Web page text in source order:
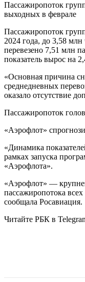
Пассажиропоток
выходных в феврале
Пассажиропоток
2024 года, до 3,58
перевезено 7,51 млн
показатель вырос на
«Основная причина
среднедневных
оказало отсутствие
Пассажиропоток
«Аэрофлот»
«Динамика
рамках запуска
«Аэрофлота».
«Аэрофлот» —
пассажиропотока
сообщала Росавиация.
Читайте РБК в